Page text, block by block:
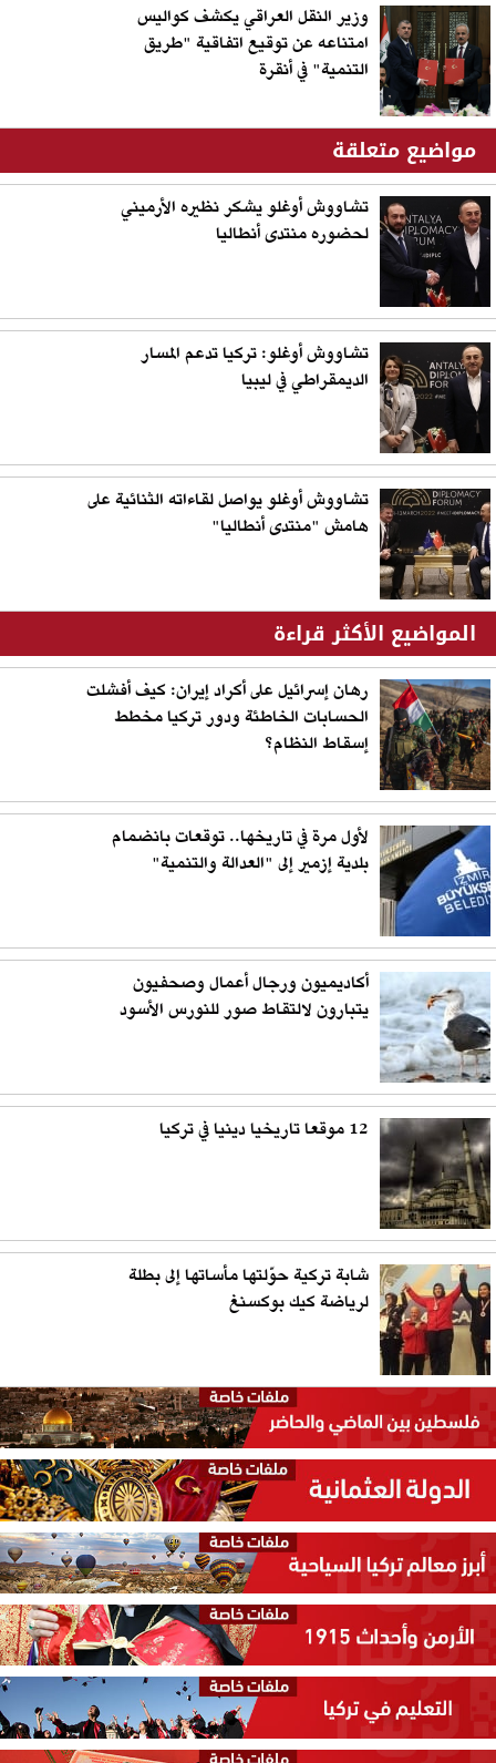
وزير النقل العراقي يكشف كواليس
امتناعه عن توقيع اتفاقية "طريق
التنمية" في أنقرة
مواضيع متعلقة
تشاووش أوغلو يشكر نظيره الأرميني
لحضوره منتدى أنطاليا
تشاووش أوغلو: تركيا تدعم المسار
الديمقراطي في ليبيا
تشاووش أوغلو يواصل لقاءاته الثنائية على
هامش "منتدى أنطاليا"
المواضيع الأكثر قراءة
رهان إسرائيل على أكراد إيران: كيف أفشلت
الحسابات الخاطئة ودور تركيا مخطط
إسقاط النظام؟
لأول مرة في تاريخها.. توقعات بانضمام
بلدية إزمير إلى "العدالة والتنمية"
أكاديميون ورجال أعمال وصحفيون
يتبارون لالتقاط صور للنورس الأسود
12 موقعا تاريخيا دينيا في تركيا
شابة تركية حوّلتها مأساتها إلى بطلة
لرياضة كيك بوكسنغ